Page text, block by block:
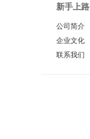
新手上路
公司简介
企业文化
联系我们